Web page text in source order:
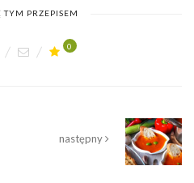
TYM PRZEPISEM
0
następny